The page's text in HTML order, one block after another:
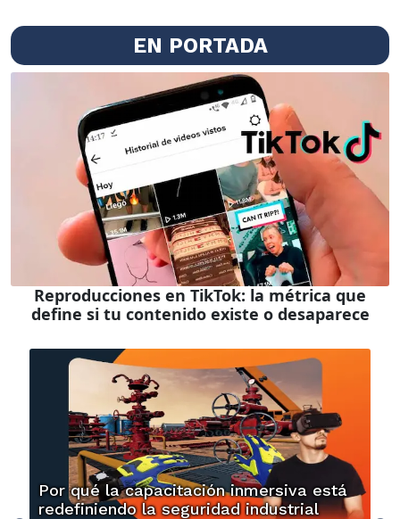
EN PORTADA
Reproducciones en TikTok: la métrica que
define si tu contenido existe o desaparece
Por qué la capacitación inmersiva está
redefiniendo la seguridad industrial